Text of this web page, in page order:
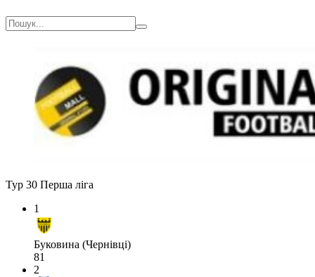
Тур 30 Перша ліга
1
Буковина (Чернівці)
81
2